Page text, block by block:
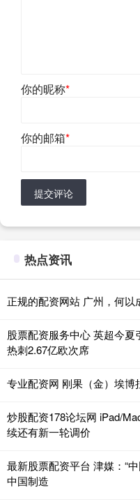
你的昵称*
你的邮箱*
提交评论
热点资讯
正规的配资网站 广州，何以
股票配资服务中心 英超今夏
热刺2.67亿欧次席
专业配资网 刚果（金）埃博
炒股配资178论坛网 iPad/
续还有新一轮调价
最新股票配资平台 津媒：“
中国制造